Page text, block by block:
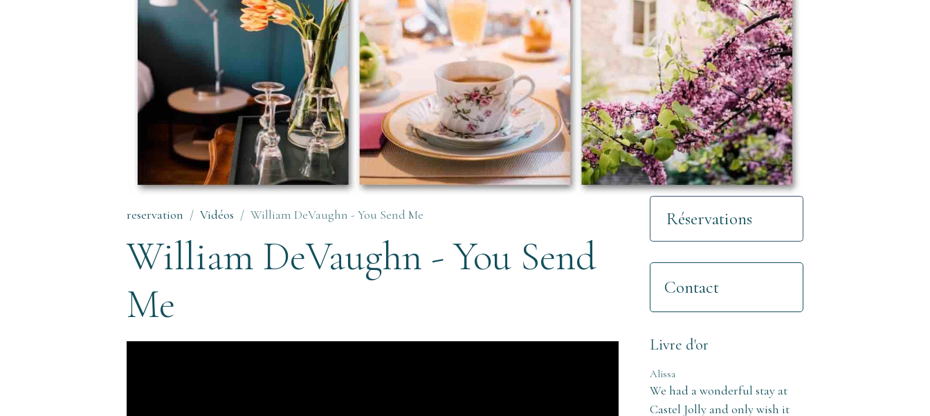
reservation Vidéos William DeVaughn - You Send Me
William DeVaughn - You Send
Me
Réservations
Contact
Livre d'or
Alissa
We had a wonderful stay at
Castel Jolly and only wish it